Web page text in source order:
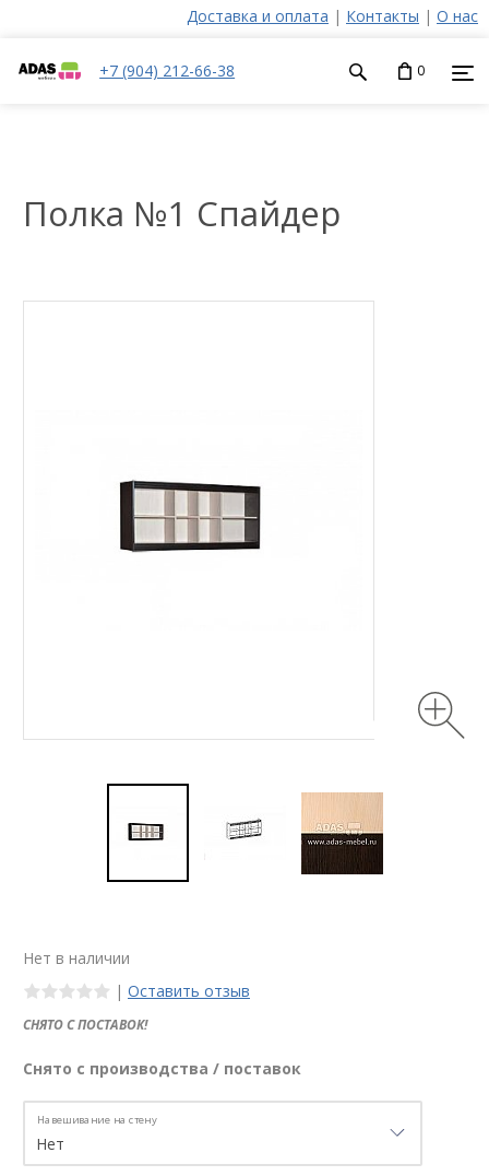
Доставка и оплата | Контакты | О нас
+7 (904) 212-66-38 0
Полка №1 Спайдер
Нет в наличии
| Оставить отзыв
СНЯТО С ПОСТАВОК!
Снято с производства / поставок
Навешивание на стену